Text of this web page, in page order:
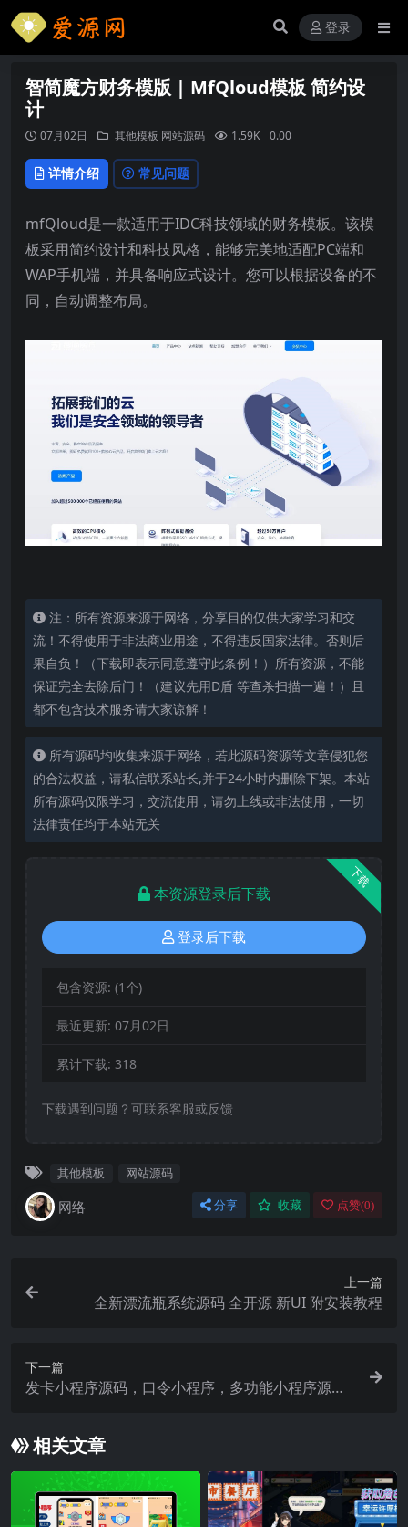
登录
智简魔方财务模版 | MfQloud模板 简约设
计
07月02日 其他模板 网站源码 1.59K 0.00
详情介绍 常见问题
mfQloud是一款适用于IDC科技领域的财务模板。该模
板采用简约设计和科技风格，能够完美地适配PC端和
WAP手机端，并具备响应式设计。您可以根据设备的不
同，自动调整布局。
注：所有资源来源于网络，分享目的仅供大家学习和交
流！不得使用于非法商业用途，不得违反国家法律。否则后
果自负！（下载即表示同意遵守此条例！）所有资源，不能
保证完全去除后门！（建议先用D盾 等查杀扫描一遍！）且
都不包含技术服务请大家谅解！
所有源码均收集来源于网络，若此源码资源等文章侵犯您
的合法权益，请私信联系站长,并于24小时内删除下架。本站
所有源码仅限学习，交流使用，请勿上线或非法使用，一切
法律责任均于本站无关
下载
本资源登录后下载
登录后下载
包含资源: (1个)
最近更新: 07月02日
累计下载: 318
下载遇到问题？可联系客服或反馈
其他模板 网站源码
网络 分享 收藏 点赞(0)
上一篇
全新漂流瓶系统源码 全开源 新UI 附安装教程
下一篇
发卡小程序源码，口令小程序，多功能小程序源码
相关文章